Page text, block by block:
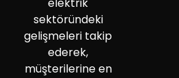
sektöründeki
gelişmeleri takip
ederek,
müşterilerine en